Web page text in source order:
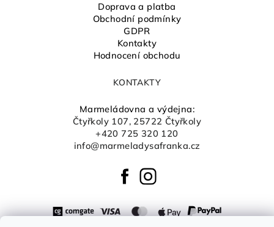
Doprava a platba
Obchodní podmínky
GDPR
Kontakty
Hodnocení obchodu
KONTAKTY
Marmeládovna a výdejna:
Čtyřkoly 107, 25722 Čtyřkoly
+420 725 320 120
info@marmeladysafranka.cz